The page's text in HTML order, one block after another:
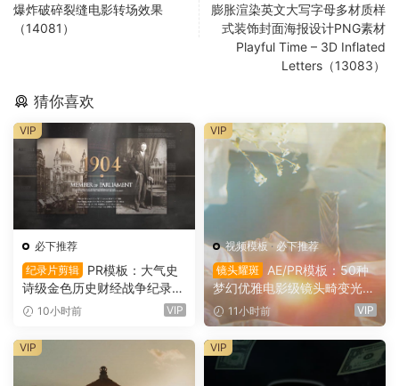
爆炸破碎裂缝电影转场效果
（14081）
膨胀渲染英文大写字母多材质样
式装饰封面海报设计PNG素材
Playful Time – 3D Inflated
Letters（13083）
猜你喜欢
必下推荐
纪录片剪辑
PR模板：大气史
诗级金色历史财经战争纪录片
时间线开场片头（16146）
10小时前 VIP
VIP
视频模板· 必下推荐
镜头耀斑
AE/PR模板：50种
梦幻优雅电影级镜头畸变光学
镜头耀斑折射漏光4K婚礼、
音乐、剪辑转场叠加模板（16
145）
11小时前 VIP
VIP
VIP VIP